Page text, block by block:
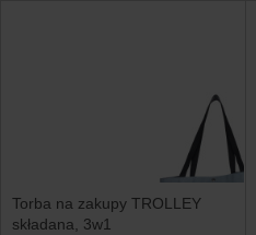
Torba na zakupy TROLLEY
składana, 3w1